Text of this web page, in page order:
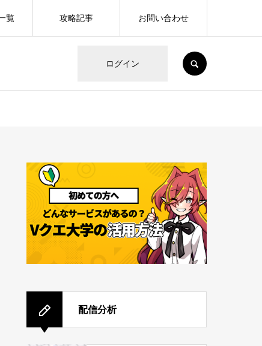
ログイン
覧 攻略記事 お問い合わせ
配信分析